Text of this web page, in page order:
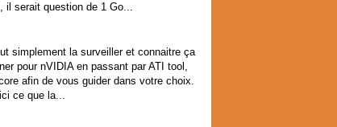
il serait question de 1 Go...
simplement la surveiller et connaitre ça
pour nVIDIA en passant par ATI tool,
afin de vous guider dans votre choix.
ce que la...